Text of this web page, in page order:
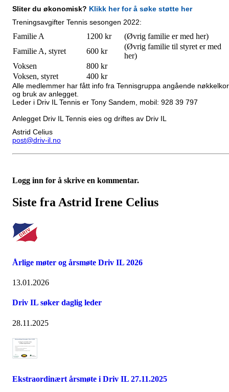
Sliter du økonomisk? Klikk her for å søke støtte her
Treningsavgifter Tennis sesongen 2022:
Familie A 1200 kr
(Øvrig familie er med her)
Familie A, styret
600 kr
(Øvrig familie til styret er med
her)
Voksen
800 kr
Voksen, styret
400 kr
Alle medlemmer har fått info fra Tennisgruppa angående
og bruk av anlegget.
Leder i Driv IL Tennis er Tony Sandem, mobil: 928 39 797
Anlegget Driv IL Tennis eies og driftes av Driv IL
Astrid Celius
post@driv-il.no
Logg inn for å skrive en kommentar.
Siste fra Astrid Irene Celius
Årlige møter og årsmøte Driv IL 2026
13.01.2026
Driv IL søker daglig leder
28.11.2025
Ekstraordinært årsmøte i Driv IL 27.11.2025